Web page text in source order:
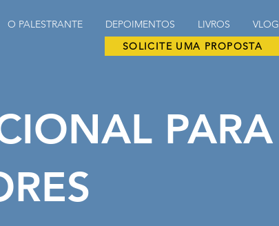
O PALESTRANTE DEPOIMENTOS LIVROS VLOG
SOLICITE UMA PROPOSTA
PARA